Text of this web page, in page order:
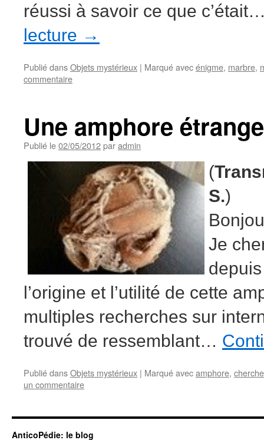
réussi à savoir ce que
lecture →
Publié dansObjets mystérieux | Marqué avecénigme, marbre,
commentaire
Une amphore étrange
Publié le02/05/2012paradmin
(
S.)
Je
l’origine et l’utilité de cette
multiples recherches sur
trouvé de ressemblant…
Publié dansObjets mystérieux | Marqué avecamphore,
un commentaire
AnticoPédie: le blog